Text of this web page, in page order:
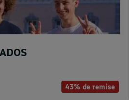
43% de remise